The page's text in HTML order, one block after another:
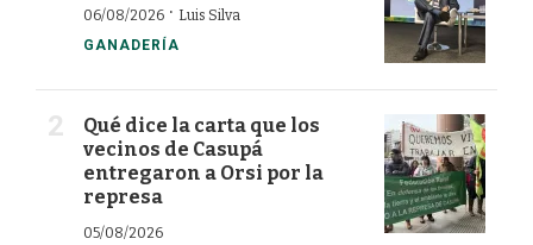
06/08/2026 · Luis Silva
GANADERÍA
Qué dice la carta que los
vecinos de Casupá
entregaron a Orsi por la
represa
05/08/2026